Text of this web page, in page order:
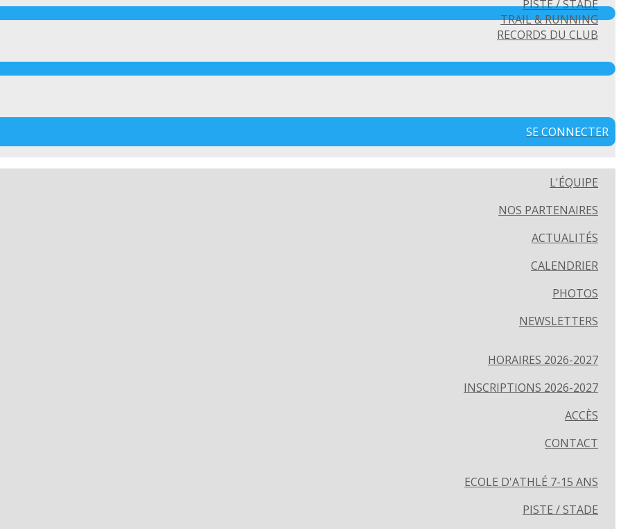
PISTE / STADE
TRAIL & RUNNING
RECORDS DU CLUB
SE CONNECTER
L'ÉQUIPE
NOS PARTENAIRES
ACTUALITÉS
CALENDRIER
PHOTOS
NEWSLETTERS
HORAIRES 2026-2027
INSCRIPTIONS 2026-2027
ACCÈS
CONTACT
ECOLE D'ATHLÉ 7-15 ANS
PISTE / STADE